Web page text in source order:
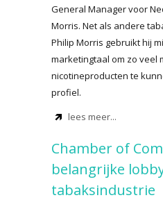
General Manager voor
Morris. Net als andere
Philip Morris gebruikt hij
marketingtaal om zo veel
nicotineproducten te
profiel.
lees meer...
Chamber of
belangrijke
tabaksindustrie